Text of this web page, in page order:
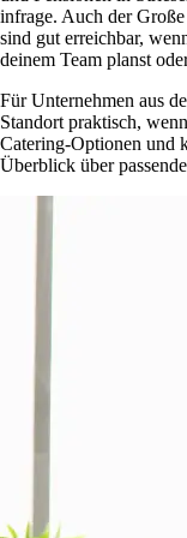
infrage. Auch der
sind gut erreichbar,
deinem Team planst
Für Unternehmen aus
Standort praktisch,
Catering-Optionen und
Überblick über